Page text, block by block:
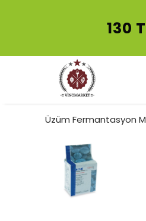
130
Üzüm Fermantasyon